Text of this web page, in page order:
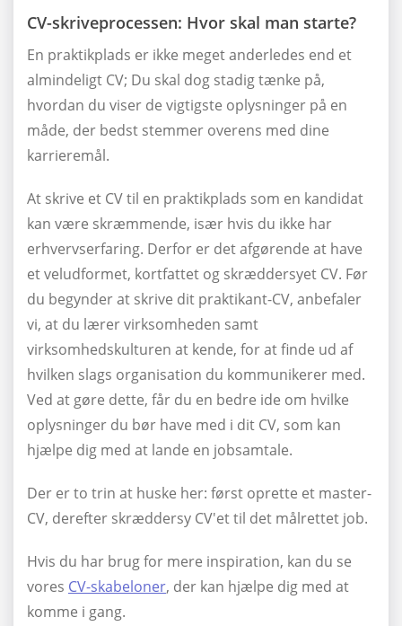
CV-skriveprocessen: Hvor skal man starte?
En praktikplads er ikke meget anderledes end et
almindeligt CV; Du skal dog stadig tænke på,
hvordan du viser de vigtigste oplysninger på en
måde, der bedst stemmer overens med dine
karrieremål.
At skrive et CV til en praktikplads som en kandidat
kan være skræmmende, især hvis du ikke har
erhvervserfaring. Derfor er det afgørende at have
et veludformet, kortfattet og skræddersyet CV. Før
du begynder at skrive dit praktikant-CV, anbefaler
vi, at du lærer virksomheden samt
virksomhedskulturen at kende, for at finde ud af
hvilken slags organisation du kommunikerer med.
Ved at gøre dette, får du en bedre ide om hvilke
oplysninger du bør have med i dit CV, som kan
hjælpe dig med at lande en jobsamtale.
Der er to trin at huske her: først oprette et master-
CV, derefter skræddersy CV'et til det målrettet job.
Hvis du har brug for mere inspiration, kan du se
vores CV-skabeloner, der kan hjælpe dig med at
komme i gang.